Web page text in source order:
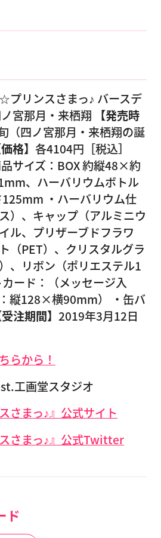
プリンスさまっ♪ バースデ
宮那月・来栖翔
【発売時
（四ノ宮那月・来栖翔の誕
価格】 各4104円［税込］
品サイズ：BOX 約縦48×約
、ハーバリウムボトル
・ハーバリウム仕
）、キャップ（アルミニウ
ル、プリザーブドフラワ
（PET）、クリスタルグラ
、リボン（ポリエステル1
ード：（メッセージ入
縦128×横90mm） ・缶バ
受注期間】 2019年3月12日
らから！
工画堂スタジオ
さまっ♪』公式サイト
さまっ♪』公式Twitter
ド